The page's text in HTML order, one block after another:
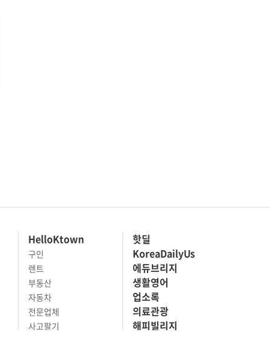
HelloKtown
구인
렌트
부동산
자동차
핫딜
KoreaDailyUs
에듀브리지
생활영어
업소록